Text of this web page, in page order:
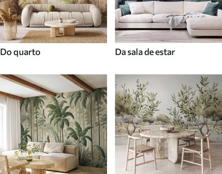
Do quarto Da sala de estar